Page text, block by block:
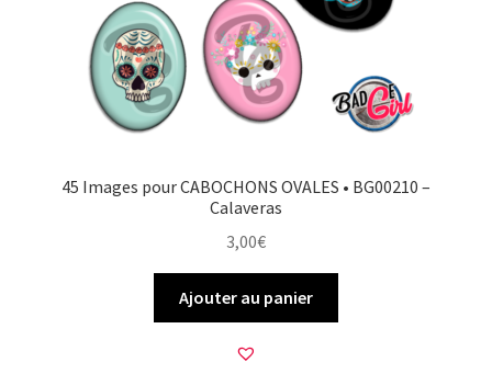
45 Images pour CABOCHONS OVALES • BG00210 –
Calaveras
3,00€
Ajouter au panier